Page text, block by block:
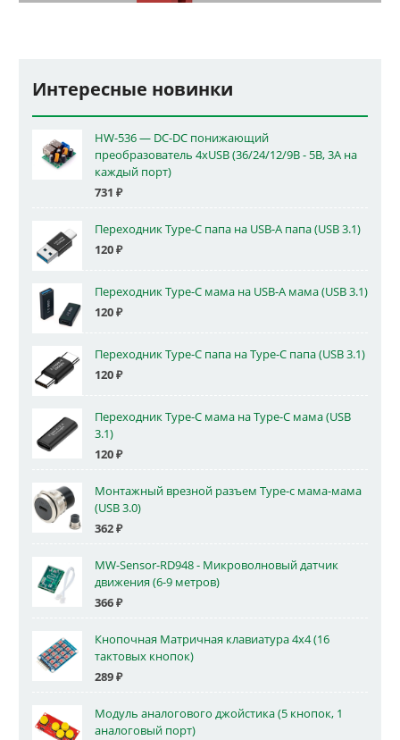
Интересные новинки
HW-536 — DC-DC понижающий
преобразователь 4xUSB (36/24/12/9В - 5В, 3А на
каждый порт)
731 ₽
Переходник Type-C папа на USB-A папа (USB 3.1)
120₽
Переходник Type-C мама на USB-A мама (USB 3.1)
120₽
Переходник Type-C папа на Type-C папа (USB 3.1)
120₽
Переходник Type-C мама на Type-C мама (USB
3.1)
120₽
Монтажный врезной разъем Type-c мама-мама
(USB 3.0)
362₽
MW-Sensor-RD948 - Микроволновый датчик
движения (6-9 метров)
366₽
Кнопочная Матричная клавиатура 4x4 (16
тактовых кнопок)
289₽
Модуль аналогового джойстика (5 кнопок, 1
аналоговый порт)